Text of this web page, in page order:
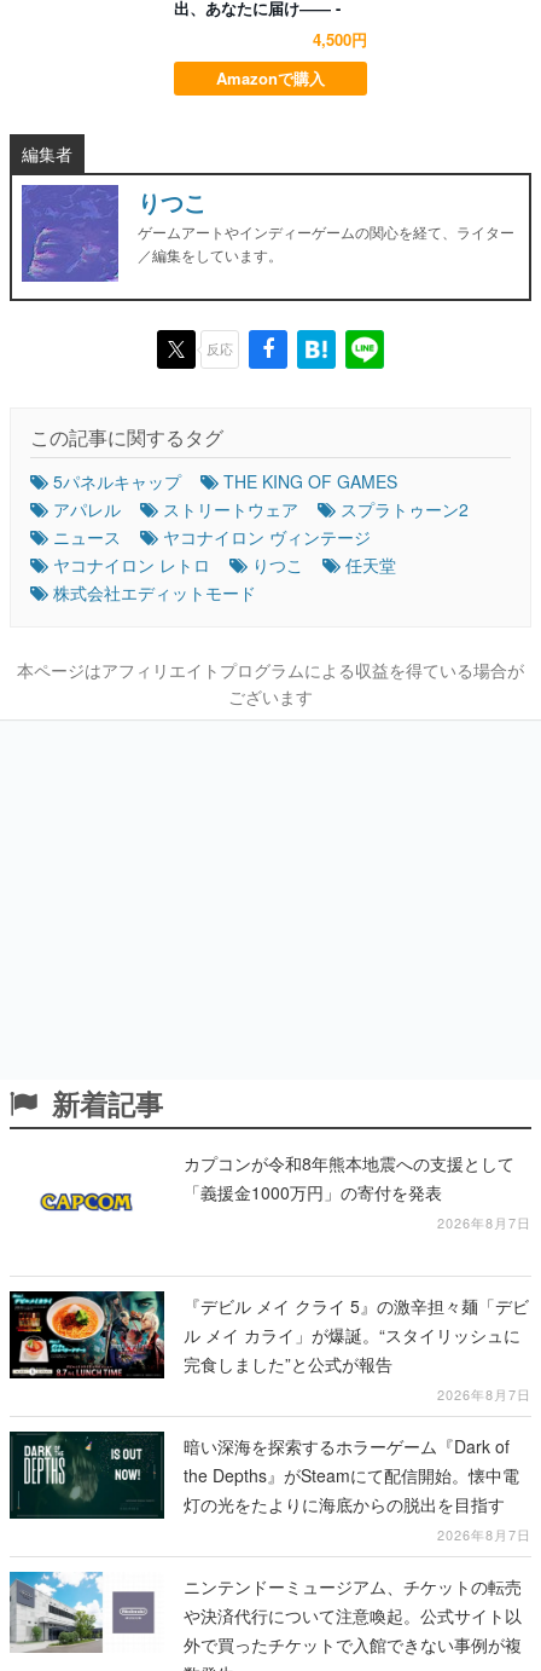
出、あなたに届け―― -
4,500円
Amazonで購入
編集者
りつこ
ゲームアートやインディーゲームの関心を経て、ライター
／編集をしています。
反応
この記事に関するタグ
5パネルキャップ
THE KING OF GAMES
アパレル
ストリートウェア
スプラトゥーン2
ニュース
ヤコナイロン ヴィンテージ
ヤコナイロン レトロ
りつこ
任天堂
株式会社エディットモード
本ページはアフィリエイトプログラムによる収益を得ている場合が
ございます
新着記事
カプコンが令和8年熊本地震への支援として
「義援金1000万円」の寄付を発表
2026年8月7日
『デビル メイ クライ 5』の激辛担々麺「デビ
ル メイ カライ」が爆誕。“スタイリッシュに
完食しました”と公式が報告
2026年8月7日
暗い深海を探索するホラーゲーム『Dark of
the Depths』がSteamにて配信開始。懐中電
灯の光をたよりに海底からの脱出を目指す
2026年8月7日
ニンテンドーミュージアム、チケットの転売
や決済代行について注意喚起。公式サイト以
外で買ったチケットで入館できない事例が複